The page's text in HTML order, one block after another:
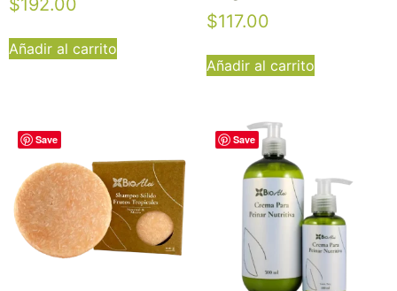
$192.00
Añadir al carrito
$117.00
Añadir al carrito
Save Save